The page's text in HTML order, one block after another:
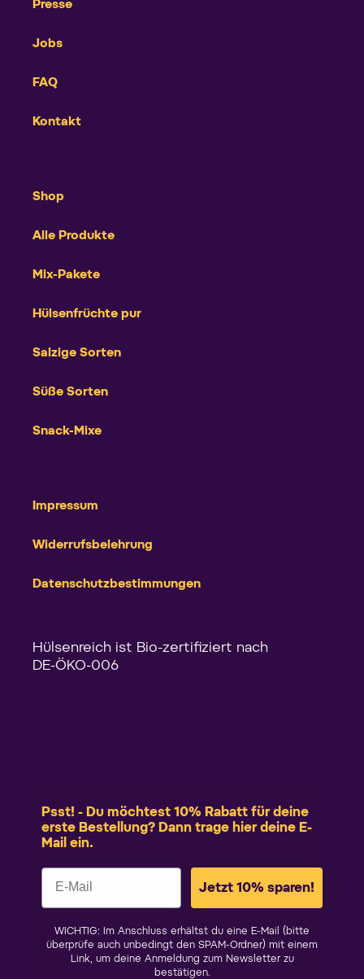
Presse
Jobs
FAQ
Kontakt
Shop
Alle Produkte
Mix-Pakete
Hülsenfrüchte pur
Salzige Sorten
Süße Sorten
Snack-Mixe
Impressum
Widerrufsbelehrung
Datenschutzbestimmungen
Hülsenreich ist Bio-zertifiziert nach
DE-ÖKO-006
Psst! - Du möchtest 10% Rabatt für deine
erste Bestellung? Dann trage hier deine E-
Mail ein.
Jetzt 10% sparen!
WICHTIG: Im Anschluss erhältst du eine E-Mail (bitte
überprüfe auch unbedingt den SPAM-Ordner) mit einem
Link, um deine Anmeldung zum Newsletter zu
bestätigen.